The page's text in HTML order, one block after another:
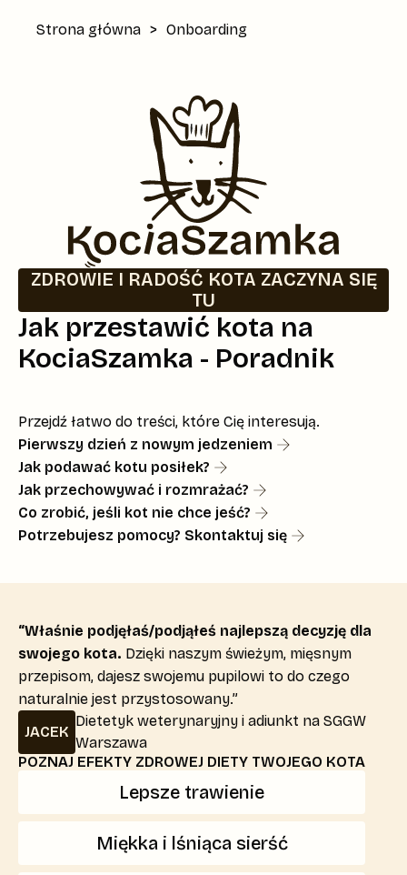
Strona główna > Onboarding
ZDROWIE I RADOŚĆ KOTA ZACZYNA SIĘ
TU
Jak przestawić kota na
KociaSzamka - Poradnik
Przejdź łatwo do treści, które Cię interesują.
Pierwszy dzień z nowym jedzeniem
Jak podawać kotu posiłek?
Jak przechowywać i rozmrażać?
Co zrobić, jeśli kot nie chce jeść?
Potrzebujesz pomocy? Skontaktuj się
“Właśnie podjęłaś/podjąłeś najlepszą decyzję dla
swojego kota. Dzięki naszym świeżym, mięsnym
przepisom, dajesz swojemu pupilowi to do czego
naturalnie jest przystosowany.”
JACEK
Dietetyk weterynaryjny i adiunkt na SGGW
Warszawa
POZNAJ EFEKTY ZDROWEJ DIETY TWOJEGO KOTA
Lepsze trawienie
Miękka i lśniąca sierść